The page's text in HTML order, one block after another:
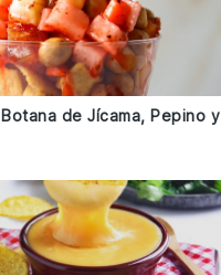
de Jícama, Pepino y